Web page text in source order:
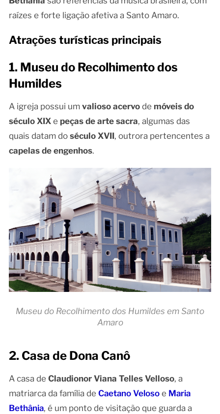
raízes e forte ligação afetiva a Santo Amaro.
Atrações turísticas principais
1. Museu do Recolhimento dos
Humildes
A igreja possui um valioso acervode móveis do
século XIXe peças de arte sacra, algumas das
quais datam do século XVII, outrora pertencentes a
capelas de engenhos.
Museu do Recolhimento dos Humildes em Santo
Amaro
2. Casa de Dona Canô
A casa de Claudionor Viana Telles Velloso, a
matriarca da família de Caetano Velosoe Maria
Bethânia, é um ponto de visitação que guarda a